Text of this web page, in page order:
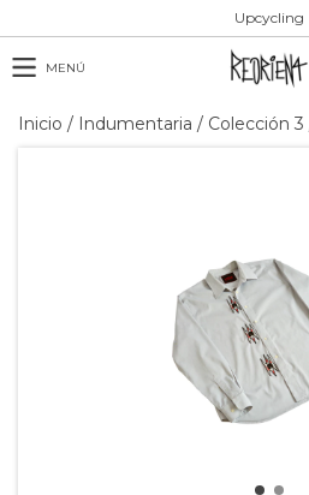
Upcycling
MENÚ
Inicio / Indumentaria / Colección 3